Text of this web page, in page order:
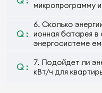
микропрограмму
Q :
6. Сколько
ионная батарея в
энергосистеме
Q :
7. Подойдет ли
кВт/ч для